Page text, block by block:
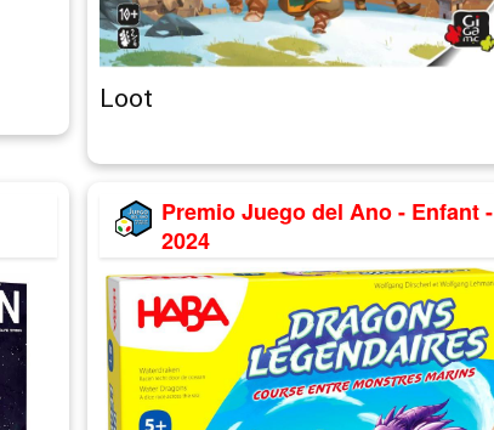
Loot
Premio Juego del Ano - Enfant -
2024